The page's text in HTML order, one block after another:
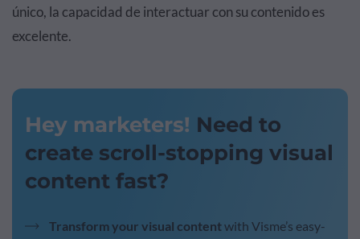
único, la capacidad de interactuar con su contenido es
excelente.
Hey marketers! Need to
create scroll-stopping visual
content fast?
Transform your visual contentwith Visme’s easy-